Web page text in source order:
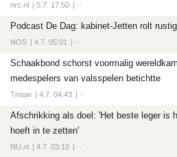
nrc.nl 5.7. 17:50 ··
Podcast De Dag: kabinet-Jetten rolt
NOS 4.7. 05:01 ··
Schaakbond schorst voormalig
medespelers van valsspelen betichtte
Trouw 4.7. 04:43 ··
Afschrikking als doel: 'Het beste leger is
hoeft in te zetten'
NU.nl 4.7. 03:10 ··